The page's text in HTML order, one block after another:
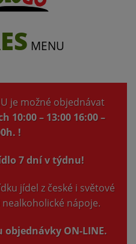
MENU
je možné objednávat
10:00 – 13:00 16:00 –
!
7 dní v týdnu!
jídel z české i světové
nápoje.
ON-LINE.